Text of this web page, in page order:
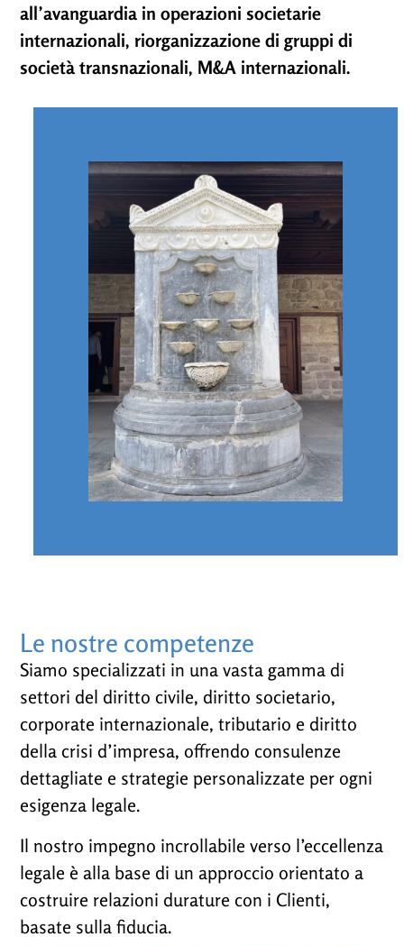
all’avanguardia in operazioni societarie
internazionali, riorganizzazione di gruppi di
società transnazionali, M&A internazionali.
Le nostre competenze
Siamo specializzati in una vasta gamma di
settori del diritto civile, diritto societario,
corporate internazionale, tributario e diritto
della crisi d’impresa, offrendo consulenze
dettagliate e strategie personalizzate per ogni
esigenza legale.
Il nostro impegno incrollabile verso l’eccellenza
legale è alla base di un approccio orientato a
costruire relazioni durature con i Clienti,
basate sulla fiducia.